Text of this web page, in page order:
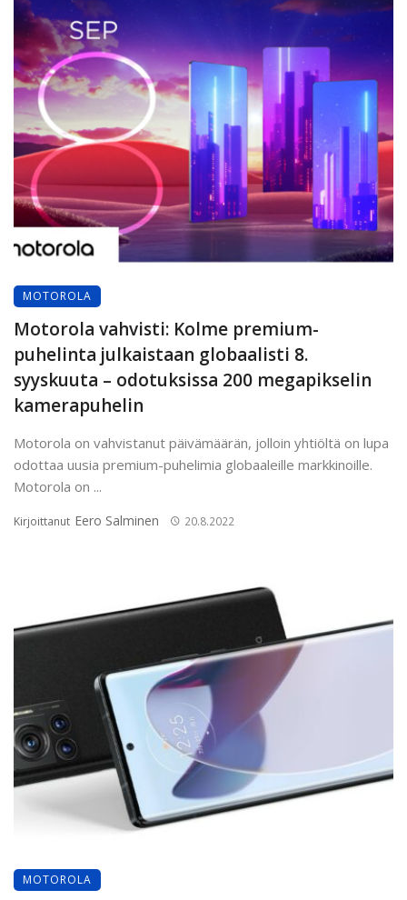
MOTOROLA
Motorola vahvisti: Kolme premium-
puhelinta julkaistaan globaalisti 8.
syyskuuta – odotuksissa 200 megapikselin
kamerapuhelin
Motorola on vahvistanut päivämäärän, jolloin yhtiöltä on lupa
odottaa uusia premium-puhelimia globaaleille markkinoille.
Motorola on ...
Kirjoittanut Eero Salminen 20.8.2022
MOTOROLA